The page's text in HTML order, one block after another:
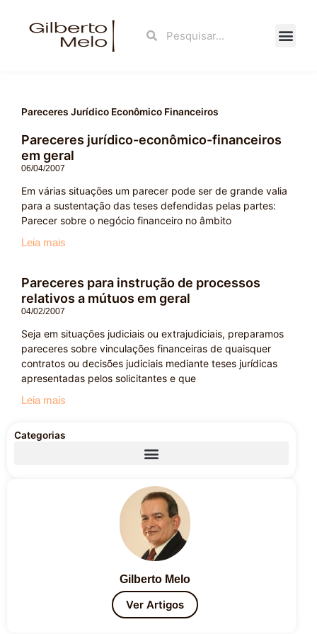
Search
Pareceres Jurídico Econômico Financeiros
Pareceres jurídico-econômico-financeiros
em geral
06/04/2007
Em várias situações um parecer pode ser de grande valia
para a sustentação das teses defendidas pelas partes:
Parecer sobre o negócio financeiro no âmbito
Leia mais
Pareceres para instrução de processos
relativos a mútuos em geral
04/02/2007
Seja em situações judiciais ou extrajudiciais, preparamos
pareceres sobre vinculações financeiras de quaisquer
contratos ou decisões judiciais mediante teses jurídicas
apresentadas pelos solicitantes e que
Leia mais
Categorias
Gilberto Melo
Ver Artigos